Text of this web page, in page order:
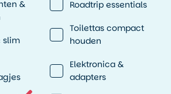
Je hebt snel toegang tot je spullen
pakken. Handig als je onderweg
wandeling of een lunch.
is voorzien van cruise control en een
Vooral cruise control maakt lange
op de uitgestrekte wegen in
&
slim
Roadtrip essentials
Toilettas compact
houden
Elektronica &
adapters